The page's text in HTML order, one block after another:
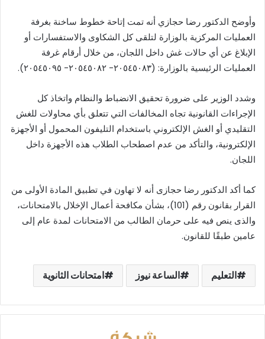
وأوضح الدكتور رضا حجازي أنه تمت إتاحة خطوط ساخنة بغرفة
العمليات المركزية بالوزارة لتلقى كل الشكاوى والاستفسارات أو
الإبلاغ عن أي حالات غش داخل اللجان، من خلال أرقام غرفة
العمليات الرئيسية بالوزارة: (٢٠٥٤٥٠٨٣- ٢٠٥٤٥٠٨٢- ٢٠٥٤٥٠٩٥).
وشدد الوزير على ضرورة تحقيق الانضباط والنظام واتخاذ كل
الإجراءات القانونية تجاه المخالفات التي تتعلق بأي محاولات للغش
التقليدي أو الغش الإلكتروني باستخدام التليفون المحمول أو الأجهزة
الإلكترونية، والتأكد من عدم اصطحاب الطلاب هذه الأجهزة داخل
اللجان.
كما أكد الدكتور رضا حجازى أنه لا تهاون في تطبيق المادة الأولى من
القرار بقانون رقم (101)، بشأن مكافحة أعمال الإخلال بالامتحانات،
والذى ينص فيه على حرمان الطالب من الامتحانات لمدة عام إلى
عامين طبقًا للقانون.
التعليم الساعة نيوز امتحانات الثانوية